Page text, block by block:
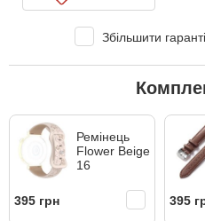
Збільшити
Ремінець
Flower Beige
16
395 грн 395